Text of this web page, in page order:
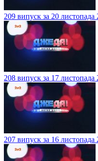
209 випуск за 20 листопада
208 випуск за 17 листопада
207 випуск за 16 листопада